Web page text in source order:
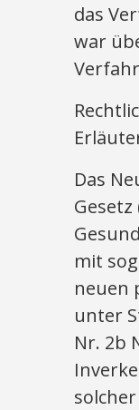
das
war
Das
mit
neuen
unter
Nr. 2b